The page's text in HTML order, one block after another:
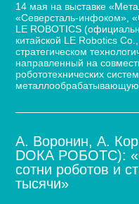
14 мая на выставке
«Северсталь-инфоком»,
LE ROBOTICS
китайской LE Robotics
стратегическом
направленный на
робототехнических
металлообрабатывающую
А. Воронин, А.
DOКА РОБОТС):
сотни роботов и
тысячи»